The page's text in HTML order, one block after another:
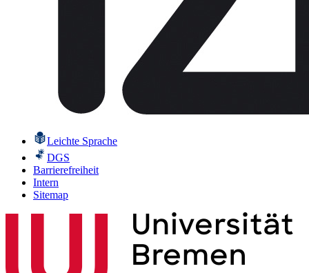
Leichte Sprache
DGS
Barrierefreiheit
Intern
Sitemap